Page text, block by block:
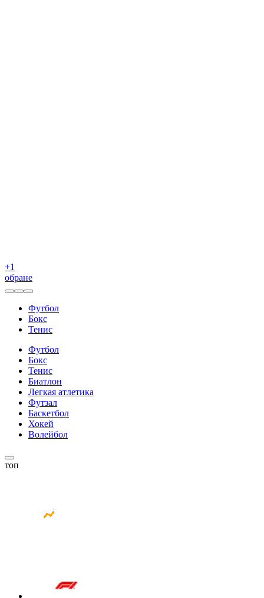
+1
обране
Футбол
Бокс
Тенис
Футбол
Бокс
Тенис
Биатлон
Легкая атлетика
Футзал
Баскетбол
Хокей
Волейбол
топ